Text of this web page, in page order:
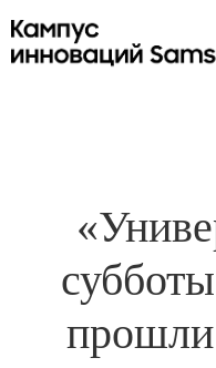
прошли